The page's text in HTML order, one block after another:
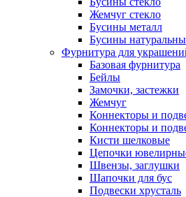
Жемчуг стекло
Бусины металл
Бусины
Фурнитура для
Базовая фурнитура
Бейлы
Замочки, застежки
Жемчуг
Коннекторы и
Коннекторы и
Кисти шелковые
Цепочки
Швензы, заглушки
Шапочки для бус
Подвески хрусталь